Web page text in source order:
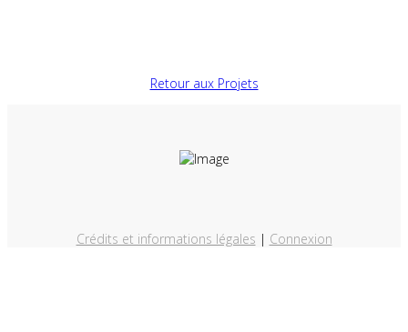
Retour aux Projets
Crédits et informations légales | Connexion